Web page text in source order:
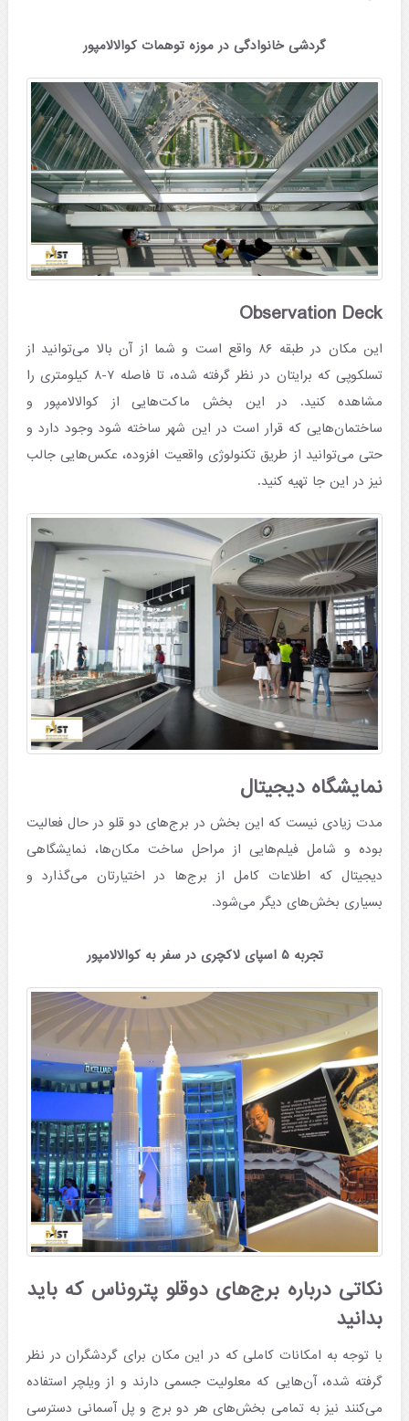
گردشی خانوادگی در موزه توهمات کوالالامپور
Observation Deck
این مکان در طبقه ۸۶ واقع است و شما از آن بالا می‌توانید از
تسلکوپی که برایتان در نظر گرفته شده، تا فاصله‌ ۷-۸ کیلومتری را
مشاهده کنید. در این بخش ماکت‌هایی از کوالالامپور و
ساختمان‌هایی که قرار است در این شهر ساخته شود وجود دارد و
حتی می‌توانید از طریق تکنولوژی واقعیت افزوده، عکس‌هایی جالب
نیز در این جا تهیه کنید.
نمایشگاه دیجیتال
مدت زیادی نیست که این بخش در برج‌های دو قلو در حال فعالیت
بوده و شامل فیلم‌هایی از مراحل ساخت مکان‌ها، نمایشگاهی
دیجیتال که اطلاعات کامل از برج‌ها در اختیارتان می‌گذارد و
بسیاری بخش‌های دیگر می‌شود.
تجربه ۵ اسپای لاکچری در سفر به کوالالامپور
نکاتی درباره برج‌های دوقلو پتروناس که باید
بدانید
با توجه به امکانات کاملی که در این مکان برای گردشگران در نظر
گرفته شده، آن‌هایی که معلولیت جسمی دارند و از ویلچر استفاده
می‌کنند نیز به تمامی بخش‌های هر دو برج و پل آسمانی دسترسی